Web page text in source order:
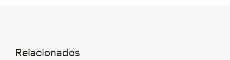
Relacionados